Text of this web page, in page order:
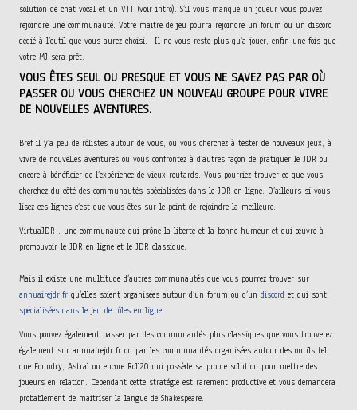
solution de chat vocal et un VTT (voir intro). S’il vous manque un joueur vous pouvez
rejoindre une communauté. Votre maitre de jeu pourra rejoindre un forum ou un discord
dédié à l’outil que vous aurez choisi. Il ne vous reste plus qu’a jouer, enfin une fois que
votre MJ sera prêt.
VOUS ÊTES SEUL OU PRESQUE ET VOUS NE SAVEZ PAS PAR OÙ
PASSER OU VOUS CHERCHEZ UN NOUVEAU GROUPE POUR VIVRE
DE NOUVELLES AVENTURES.
Bref il y’a peu de rôlistes autour de vous, ou vous cherchez à tester de nouveaux jeux, à
vivre de nouvelles aventures ou vous confrontez à d’autres façon de pratiquer le JDR ou
encore à bénéficier de l’expérience de vieux routards. Vous pourriez trouver ce que vous
cherchez du côté des communautés spécialisées dans le JDR en ligne. D’ailleurs si vous
lisez ces lignes c’est que vous êtes sur le point de rejoindre la meilleure.
VirtuaJDR : une communauté qui prône la liberté et la bonne humeur et qui œuvre à
promouvoir le JDR en ligne et le JDR classique.
Mais il existe une multitude d’autres communautés que vous pourrez trouver sur
annuairejdr.frqu’elles soient organisées autour d’un forum ou d’un discord et qui sont
spécialisées dans le jeu de rôles en ligne.
Vous pouvez également passer par des communautés plus classiques que vous trouverez
également sur annuairejdr.fr ou par les communautés organisées autour des outils tel
que Foundry, Astral ou encore Roll20 qui possède sa propre solution pour mettre des
joueurs en relation. Cependant cette stratégie est rarement productive et vous demandera
probablement de maitriser la langue de Shakespeare.